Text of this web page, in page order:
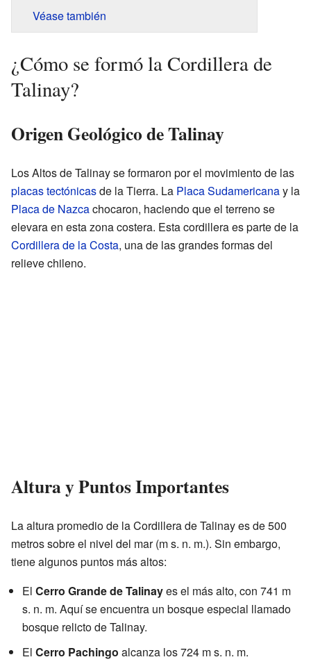
Véase también
¿Cómo se formó la Cordillera de
Talinay?
Origen Geológico de Talinay
Los Altos de Talinay se formaron por el movimiento de las
placas tectónicasde la Tierra. La Placa Sudamericanay la
Placa de Nazcachocaron, haciendo que el terreno se
elevara en esta zona costera. Esta cordillera es parte de la
Cordillera de la Costa, una de las grandes formas del
relieve chileno.
Altura y Puntos Importantes
La altura promedio de la Cordillera de Talinay es de 500
metros sobre el nivel del mar (m s. n. m.). Sin embargo,
tiene algunos puntos más altos:
El Cerro Grande de Talinayes el más alto, con 741 m
s. n. m. Aquí se encuentra un bosque especial llamado
bosque relicto de Talinay.
El Cerro Pachingo alcanza los 724 m s. n. m.